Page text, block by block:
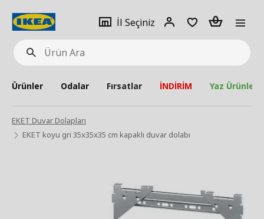
Ürün
Ara
İl Seçiniz
Giriş
Adet
Ürünler Odalar Fırsatlar İNDİRİM Yaz Ürünleri
EKET Duvar Dolapları
EKET koyu gri 35x35x35 cm kapaklı duvar dolabı